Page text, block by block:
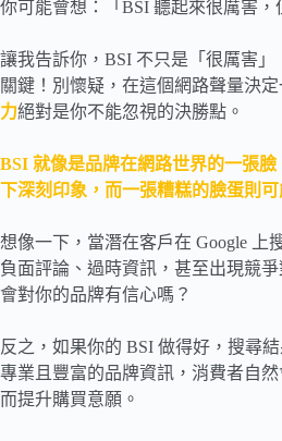
你可能會想：「BSI 聽起來很厲害，
讓我告訴你，BSI 不只是「很厲害
關鍵！別懷疑，在這個網路聲量決定
力絕對是你不能忽視的決勝點。
BSI 就像是品牌在網路世界的一張
下深刻印象，而一張糟糕的臉蛋則
想像一下，當潛在客戶在 Google 上
負面評論、過時資訊，甚至出現競
會對你的品牌有信心嗎？
反之，如果你的 BSI 做得好，搜尋
專業且豐富的品牌資訊，消費者自
而提升購買意願。